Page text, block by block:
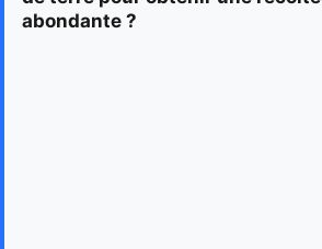
abondante ?